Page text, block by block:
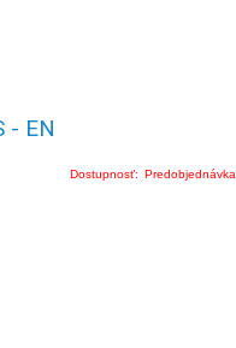
- EN
Dostupnosť: Predobjednávka